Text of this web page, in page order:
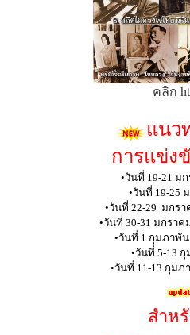
คลิก
แนว
การแข่ง
•วันที่ 19-21 ม
•วันที่ 19-25
•วันที่ 22-29 มกรา
•วันที่ 30-31 มกรา
•วันที่ 1 กุมภาพั
•วันที่ 5-13
•วันที่ 11-13 กุม
สำห